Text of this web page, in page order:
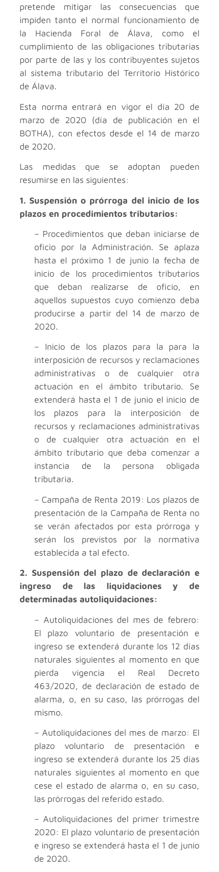
pretende mitigar las consecuencias que
impiden tanto el normal funcionamiento de
la Hacienda Foral de Álava, como el
cumplimiento de las obligaciones tributarias
por parte de las y los contribuyentes sujetos
al sistema tributario del Territorio Histórico
de Álava.
Esta norma entrará en vigor el día 20 de
marzo de 2020 (día de publicación en el
BOTHA), con efectos desde el 14 de marzo
de 2020.
Las medidas que se adoptan pueden
resumirse en las siguientes:
1. Suspensión o prórroga del inicio de los
plazos en procedimientos tributarios:
– Procedimientos que deban iniciarse de
oficio por la Administración. Se aplaza
hasta el próximo 1 de junio la fecha de
inicio de los procedimientos tributarios
que deban realizarse de oficio, en
aquellos supuestos cuyo comienzo deba
producirse a partir del 14 de marzo de
2020.
– Inicio de los plazos para la para la
interposición de recursos y reclamaciones
administrativas o de cualquier otra
actuación en el ámbito tributario. Se
extenderá hasta el 1 de junio el inicio de
los plazos para la interposición de
recursos y reclamaciones administrativas
o de cualquier otra actuación en el
ámbito tributario que deba comenzar a
instancia de la persona obligada
tributaria.
– Campaña de Renta 2019: Los plazos de
presentación de la Campaña de Renta no
se verán afectados por esta prórroga y
serán los previstos por la normativa
establecida a tal efecto.
2. Suspensión del plazo de declaración e
ingreso de las liquidaciones y de
determinadas autoliquidaciones:
– Autoliquidaciones del mes de febrero:
El plazo voluntario de presentación e
ingreso se extenderá durante los 12 días
naturales siguientes al momento en que
pierda vigencia el Real Decreto
463/2020, de declaración de estado de
alarma, o, en su caso, las prórrogas del
mismo.
– Autoliquidaciones del mes de marzo: El
plazo voluntario de presentación e
ingreso se extenderá durante los 25 días
naturales siguientes al momento en que
cese el estado de alarma o, en su caso,
las prórrogas del referido estado.
– Autoliquidaciones del primer trimestre
2020: El plazo voluntario de presentación
e ingreso se extenderá hasta el 1 de junio
de 2020.